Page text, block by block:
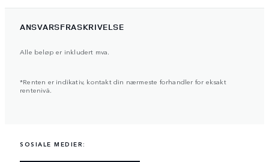
ANSVARSFRASKRIVELSE
Alle beløp er inkludert mva.
*Renten er indikativ, kontakt din nærmeste forhandler for eksakt
rentenivå.
SOSIALE MEDIER: